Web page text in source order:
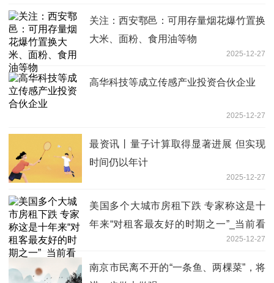
关注：西安鄠邑：可用存量烟花爆竹置换
大米、面粉、食用油等物
2025-12-27
高华科技等成立传感产业投资合伙企业
2025-12-27
最资讯丨量子计算取得显著进展 但实现
时间仍以年计
2025-12-27
美国多个大城市房租下跌 专家称这是十
年来“对租客最友好的时期之一”_当前看
2025-12-27
南京市民离不开的“一条鱼、两棵菜”，将